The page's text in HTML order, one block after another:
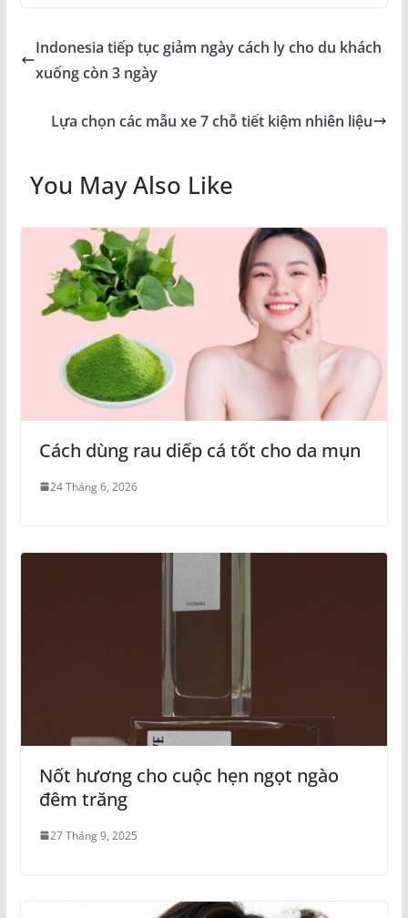
Indonesia tiếp tục giảm ngày cách ly cho du khách
xuống còn 3 ngày
Lựa chọn các mẫu xe 7 chỗ tiết kiệm nhiên liệu
You May Also Like
Cách dùng rau diếp cá tốt cho da mụn
24 Tháng 6, 2026
Nốt hương cho cuộc hẹn ngọt ngào
đêm trăng
27 Tháng 9, 2025